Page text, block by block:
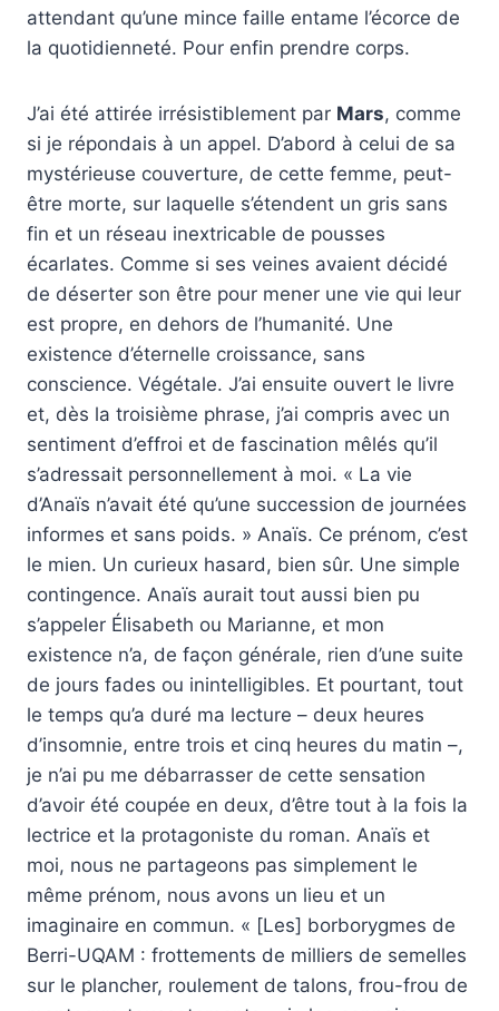
attendant qu’une mince faille entame l’écorce de
la quotidienneté. Pour enfin prendre corps.
J’ai été attirée irrésistiblement par Mars, comme
si je répondais à un appel. D’abord à celui de sa
mystérieuse couverture, de cette femme, peut-
être morte, sur laquelle s’étendent un gris sans
fin et un réseau inextricable de pousses
écarlates. Comme si ses veines avaient décidé
de déserter son être pour mener une vie qui leur
est propre, en dehors de l’humanité. Une
existence d’éternelle croissance, sans
conscience. Végétale. J’ai ensuite ouvert le livre
et, dès la troisième phrase, j’ai compris avec un
sentiment d’effroi et de fascination mêlés qu’il
s’adressait personnellement à moi. « La vie
d’Anaïs n’avait été qu’une succession de journées
informes et sans poids. » Anaïs. Ce prénom, c’est
le mien. Un curieux hasard, bien sûr. Une simple
contingence. Anaïs aurait tout aussi bien pu
s’appeler Élisabeth ou Marianne, et mon
existence n’a, de façon générale, rien d’une suite
de jours fades ou inintelligibles. Et pourtant, tout
le temps qu’a duré ma lecture – deux heures
d’insomnie, entre trois et cinq heures du matin –,
je n’ai pu me débarrasser de cette sensation
d’avoir été coupée en deux, d’être tout à la fois la
lectrice et la protagoniste du roman. Anaïs et
moi, nous ne partageons pas simplement le
même prénom, nous avons un lieu et un
imaginaire en commun. « [Les] borborygmes de
Berri-UQAM : frottements de milliers de semelles
sur le plancher, roulement de talons, frou-frou de